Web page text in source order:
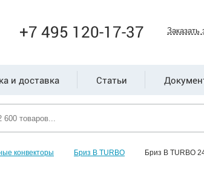
+7 495 120-17-37 Заказать
и доставка Статьи
конвекторы Бриз В TURBO Бриз В TURBO